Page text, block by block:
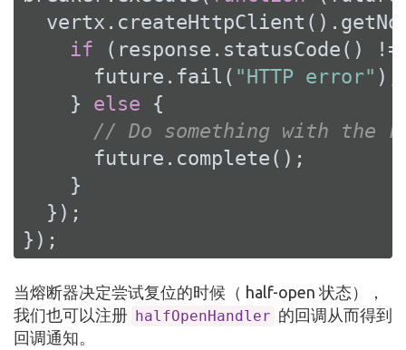
if (response.statusCode()
      future.fail(
"HTTP error" );
    }
else {
// Do something with the
      future.complete();
    }
  });
});
当熔断器决定尝试复位的时候（ half-open 状态），
我们也可以注册 halfOpenHandler 的回调从而得到
回调通知。